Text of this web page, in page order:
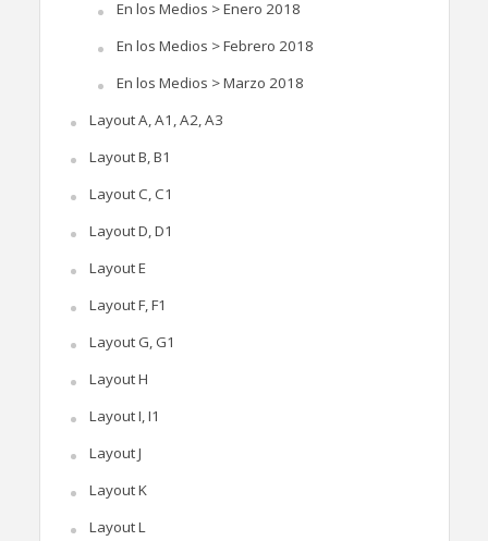
En los Medios > Enero 2018
En los Medios > Febrero 2018
En los Medios > Marzo 2018
Layout A, A1, A2, A3
Layout B, B1
Layout C, C1
Layout D, D1
Layout E
Layout F, F1
Layout G, G1
Layout H
Layout I, I1
Layout J
Layout K
Layout L